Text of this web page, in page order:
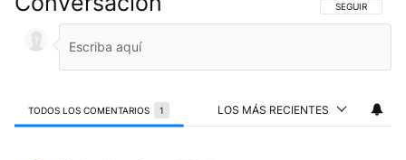
SIGA ESTA
SEGUIR
TODOS LOS COMENTARIOS 1 LOS MÁS RECIENTES